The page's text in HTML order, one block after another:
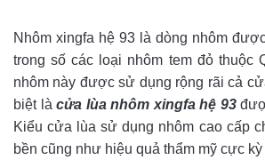
Nhôm xingfa hệ 93 là dòng nhôm
trong số các loại nhôm tem đỏ thuộc
nhôm này được sử dụng rộng rãi cả
biệt là cửa lùa nhôm xingfa hệ 93
Kiểu cửa lùa sử dụng nhôm cao cấp
bền cũng như hiệu quả thẩm mỹ cực kỳ